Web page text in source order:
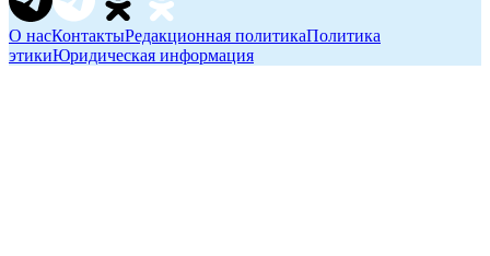
О насКонтактыРедакционная политикаПолитика
этикиЮридическая информация